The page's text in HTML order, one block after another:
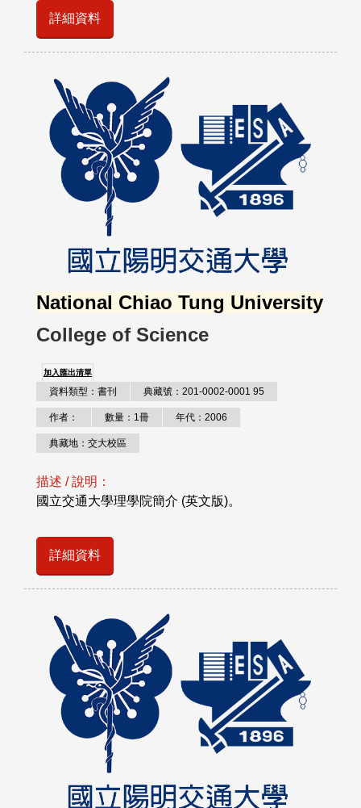
詳細資料
National Chiao Tung University
College of Science
加入匯出清單
資料類型：書刊 典藏號：201-0002-0001 95
作者： 數量：1冊 年代：2006
典藏地：交大校區
描述 / 說明：
國立交通大學理學院簡介 (英文版)。
詳細資料